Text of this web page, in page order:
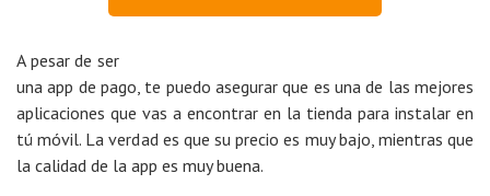
A pesar de ser
una app de pago, te puedo asegurar que es una de las mejores
aplicaciones que vas a encontrar en la tienda para instalar en
tú móvil. La verdad es que su precio es muy bajo, mientras que
la calidad de la app es muy buena.